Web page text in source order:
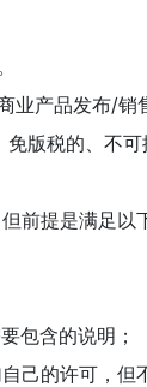
产品发布/销
版税的、不可
前提是满足以
包含的说明；
己的许可，但